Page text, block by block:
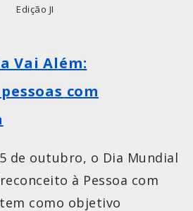
Edição JI
Vai Além:
com
de outubro, o Dia Mundial
à Pessoa com
como objetivo